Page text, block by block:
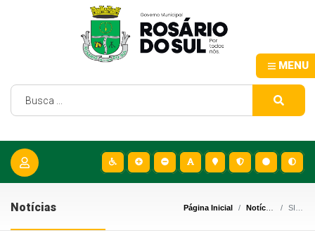
MENU
Notícias Página Inicial Notícias SINE de Rosário do Sul divulga vagas de emprego e agenda entrevistas seletivas